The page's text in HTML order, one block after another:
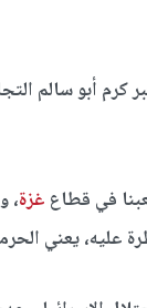
كرم أبو سالم
في قطاع غزة،
عليه، يعني